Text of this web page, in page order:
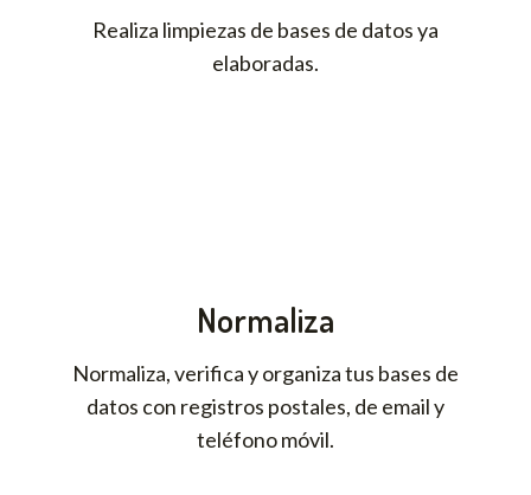
Realiza limpiezas de bases de datos ya
elaboradas.
Normaliza
Normaliza, verifica y organiza tus bases de
datos con registros postales, de email y
teléfono móvil.